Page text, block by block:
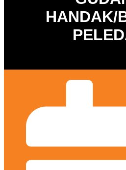
HANDAK/